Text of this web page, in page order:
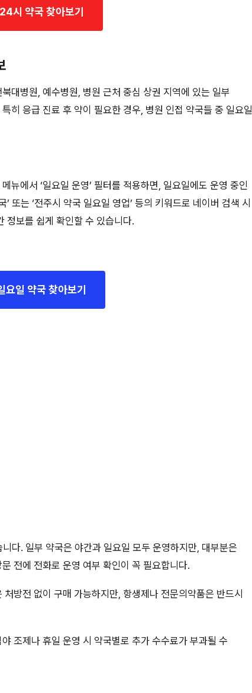
24시 약국 찾아보기
대병원, 예수병원, 병원 근처 중심 상권 지역에 있는 일부
히 응급 진료 후 약이 필요한 경우, 병원 인접 약국들 중 일요일
뉴에서 ‘일요일 운영’ 필터를 적용하면, 일요일에도 운영 중인
또는 ‘전주시 약국 일요일 영업’ 등의 키워드로 네이버 검색 시
정보를 쉽게 확인할 수 있습니다.
요일 약국 찾아보기
다. 일부 약국은 야간과 일요일 모두 운영하지만, 대부분은
전에 전화로 운영 여부 확인이 꼭 필요합니다.
방전 없이 구매 가능하지만, 항생제나 전문의약품은 반드시
조제나 휴일 운영 시 약국별로 추가 수수료가 부과될 수